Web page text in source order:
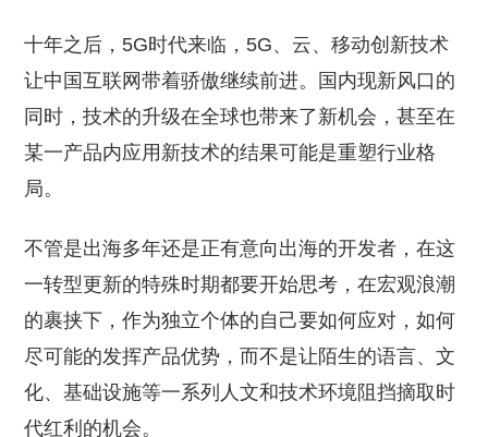
十年之后，5G时代来临，5G、云、移动创新技术
让中国互联网带着骄傲继续前进。国内现新风口的
同时，技术的升级在全球也带来了新机会，甚至在
某一产品内应用新技术的结果可能是重塑行业格
局。
不管是出海多年还是正有意向出海的开发者，在这
一转型更新的特殊时期都要开始思考，在宏观浪潮
的裹挟下，作为独立个体的自己要如何应对，如何
尽可能的发挥产品优势，而不是让陌生的语言、文
化、基础设施等一系列人文和技术环境阻挡摘取时
代红利的机会。